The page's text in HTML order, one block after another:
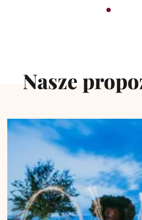
Nasze